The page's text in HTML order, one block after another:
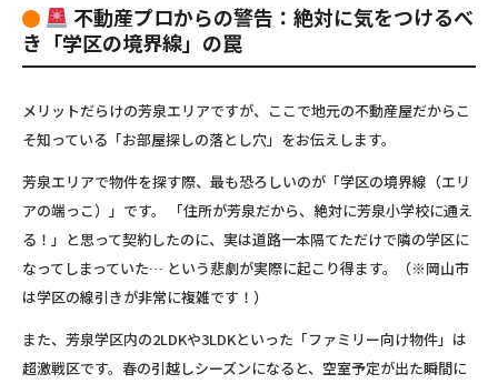
不動産プロからの警告：絶対に気をつけるべ
き「学区の境界線」の罠
メリットだらけの芳泉エリアですが、ここで地元の不動産屋だからこ
そ知っている「お部屋探しの落とし穴」をお伝えします。
芳泉エリアで物件を探す際、最も恐ろしいのが「学区の境界線（エリ
アの端っこ）」です。 「住所が芳泉だから、絶対に芳泉小学校に通え
る！」と思って契約したのに、 実は道路一本隔てただけで隣の学区に
なってしまっていた… という悲劇が実際に起こり得ます。（※岡山市
は学区の線引きが非常に複雑です！）
また、芳泉学区内の2LDKや3LDKといった「ファミリー向け物件」は
超激戦区です。春の引越しシーズンになると、空室予定が出た瞬間に